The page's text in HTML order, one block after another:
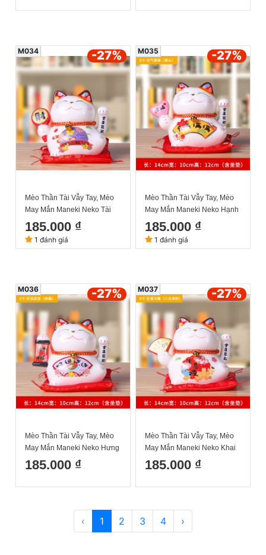
Mèo Thần Tài Vẫy Tay, Mèo
May Mắn Maneki Neko Tài
Lộc 14cm Kèm Đệm Và Hộp
Đẹp
185.000 ₫
M034 -27%
1 đánh giá
Mèo Thần Tài Vẫy Tay, Mèo
May Mắn Maneki Neko Hạnh
Phúc 14cm Kèm Đệm Và Hộp
Đẹp
185.000 ₫
M035 -27%
1 đánh giá
Mèo Thần Tài Vẫy Tay, Mèo
May Mắn Maneki Neko Hưng
Thịnh 14cm Kèm Đệm Và
Hộp Đẹp
185.000 ₫
M036 -27%
Mèo Thần Tài Vẫy Tay, Mèo
May Mắn Maneki Neko Khai
Vận 14cm Kèm Đệm Và Hộp
Đẹp
185.000 ₫
M037 -27%
‹ 1 2 3 4 ›